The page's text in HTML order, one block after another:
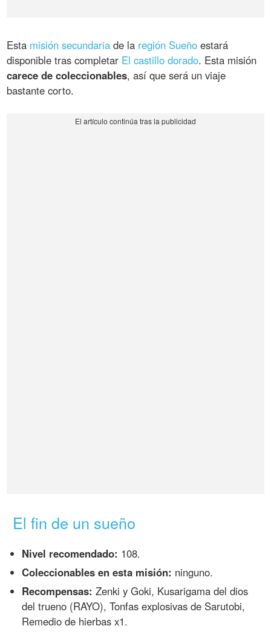
Esta misión secundaria de la región Sueño estará
disponible tras completar El castillo dorado. Esta misión
carece de coleccionables, así que será un viaje
bastante corto.
El fin de un sueño
Nivel recomendado: 108.
Coleccionables en esta misión: ninguno.
Recompensas: Zenki y Goki, Kusarigama del dios
del trueno (RAYO), Tonfas explosivas de Sarutobi,
Remedio de hierbas x1.